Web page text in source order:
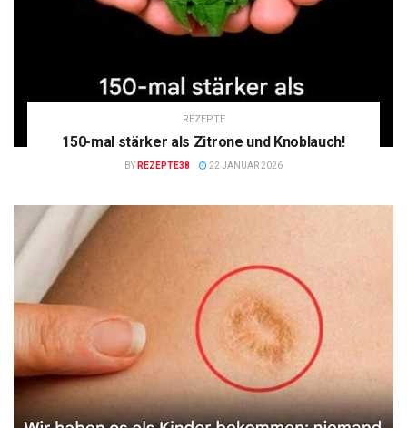
REZEPTE
150-mal stärker als Zitrone und Knoblauch!
BY REZEPTE38 22 JANUAR 2026